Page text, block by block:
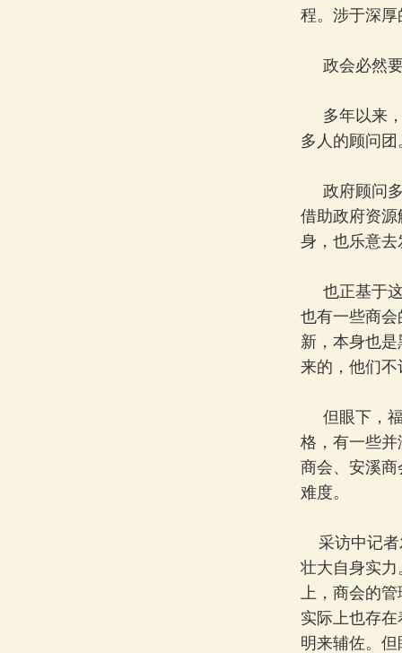
程。涉于深
政会必然要
多年以来，
多人的顾问
政府顾问多
借助政府资
身，也乐意
也正基于这
也有一些商
新，本身也
来的，他们
但眼下，福
格，有一些
商会、安溪
难度。
采访中记者
壮大自身实
上，商会的
实际上也存
明来辅佐。